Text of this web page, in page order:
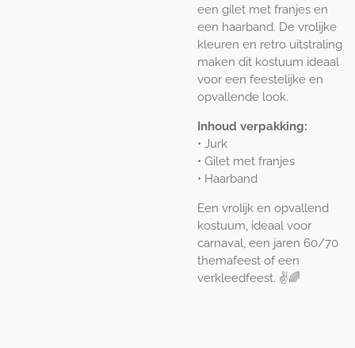
een gilet met franjes en
een haarband. De vrolijke
kleuren en retro uitstraling
maken dit kostuum ideaal
voor een feestelijke en
opvallende look.
Inhoud verpakking:
• Jurk
• Gilet met franjes
• Haarband
Een vrolijk en opvallend
kostuum, ideaal voor
carnaval, een jaren 60/70
themafeest of een
verkleedfeest. ✌️🌈